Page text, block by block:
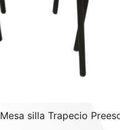
Mesa silla Trapecio